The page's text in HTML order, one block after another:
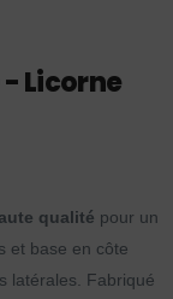
- Licorne
qualité pour un
et base en côte
latérales. Fabriqué